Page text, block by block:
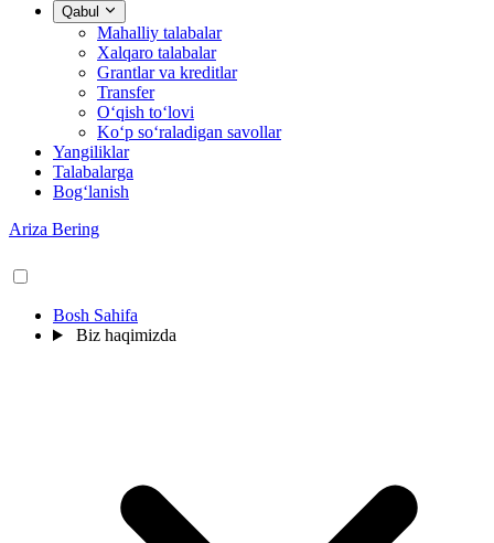
Qabul
Mahalliy talabalar
Xalqaro talabalar
Grantlar va kreditlar
Transfer
O‘qish to‘lovi
Ko‘p so‘raladigan savollar
Yangiliklar
Talabalarga
Bog‘lanish
Ariza Bering
Bosh Sahifa
Biz haqimizda